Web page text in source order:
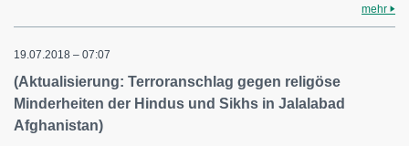
mehr
19.07.2018 – 07:07
(Aktualisierung: Terroranschlag gegen religöse
Minderheiten der Hindus und Sikhs in Jalalabad
Afghanistan)